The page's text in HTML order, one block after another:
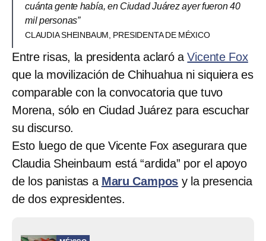
cuánta gente había, en Ciudad Juárez ayer fueron 40
mil personas”
CLAUDIA SHEINBAUM, PRESIDENTA DE MÉXICO
Entre risas, la presidenta aclaró aVicente Fox
que la movilización de Chihuahua ni siquiera es
comparable con la convocatoria que tuvo
Morena, sólo en Ciudad Juárez para escuchar
su discurso.
Esto luego de que Vicente Fox asegurara que
Claudia Sheinbaum está “ardida” por el apoyo
de los panistas a Maru Campos y la presencia
de dos expresidentes.